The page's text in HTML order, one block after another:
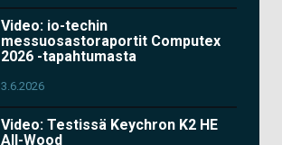
Video: io-techin
messuosastoraportit Computex
2026 -tapahtumasta
3.6.2026
Video: Testissä Keychron K2 HE
All-Wood